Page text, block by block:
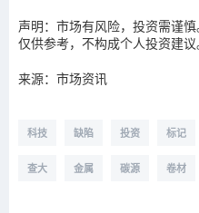
声明：市场有风险，投资需谨
仅供参考，不构成个人投资建议
来源：市场资讯
科技 缺陷 投资 标记
查大 金属 碳源 卷材